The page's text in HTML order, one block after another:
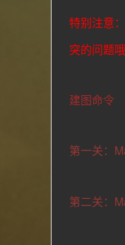
特别注意
突的问题哦
建图命令
第一关：
第二关：